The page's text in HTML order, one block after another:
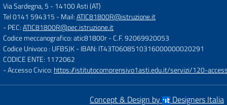
Via Sardegna, 5 -14100 Asti (AT)
Tel 0141 594315 - Mail:ATIC81800R@istruzione.it
- PEC:ATIC81800R@pec.istruzione.it
Codice meccanografico: atic81800r- C.F. 92069920053
Codice Univoco : UFB5JK- IBAN: IT43T0608510316000000020291
CODICE ENTE: 1172062
- Accesso Civico: https://istitutocomprensivo1asti.edu.it/servizi/120-
Concept & Design by Designers Italia